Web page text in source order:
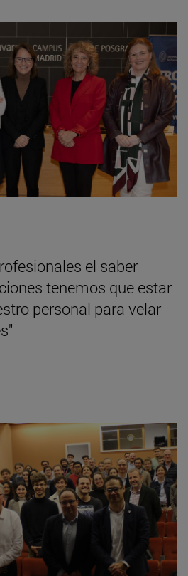
el saber
tenemos que estar
personal para velar